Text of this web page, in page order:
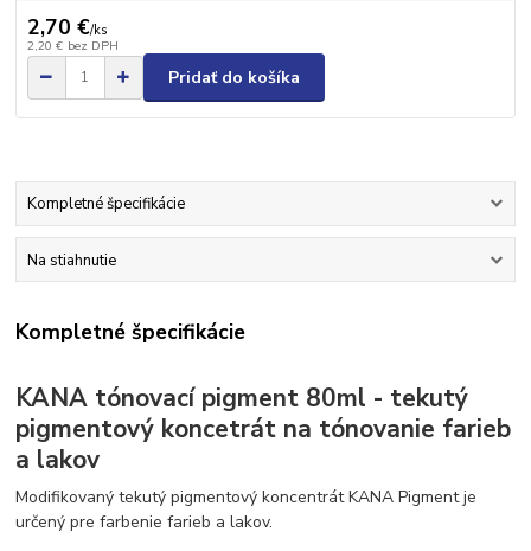
2,70 €/ks
2,20 € bez DPH
Pridať do košíka
Kompletné špecifikácie
Na stiahnutie
Kompletné špecifikácie
KANA tónovací pigment 80ml - tekutý
pigmentový koncetrát na tónovanie farieb
a lakov
Modifikovaný tekutý pigmentový koncentrát KANA Pigment je
určený pre farbenie farieb a lakov.